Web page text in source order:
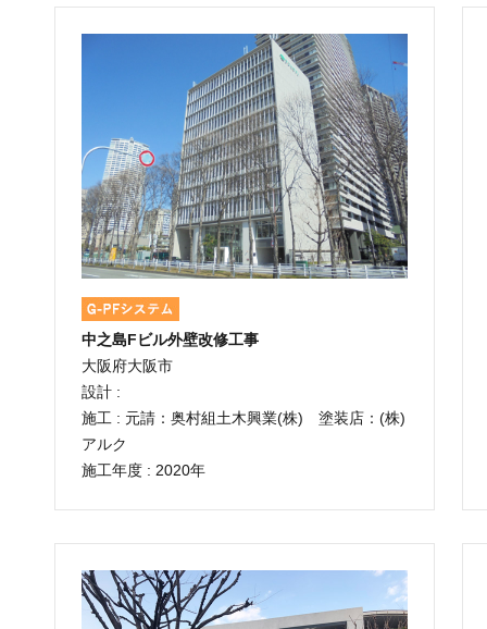
中之島Fビル外壁改修工事
大阪府大阪市
設計 :
施工 : 元請：奥村組土木興業(株) 塗装店：(株)
アルク
施工年度 : 2020年